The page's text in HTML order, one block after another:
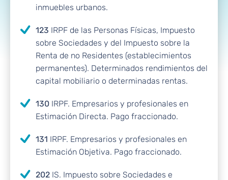
inmuebles urbanos.
123 IRPF de las Personas Físicas, Impuesto
sobre Sociedades y del Impuesto sobre la
Renta de no Residentes (establecimientos
permanentes). Determinados rendimientos del
capital mobiliario o determinadas rentas.
130 IRPF. Empresarios y profesionales en
Estimación Directa. Pago fraccionado.
131 IRPF. Empresarios y profesionales en
Estimación Objetiva. Pago fraccionado.
202 IS. Impuesto sobre Sociedades e